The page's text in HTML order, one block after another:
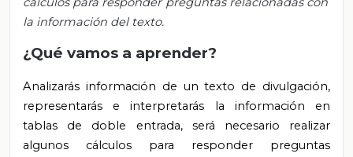
la información del texto.
¿Qué vamos a aprender?
Analizarás información de un texto de divulgación,
representarás e interpretarás la información en
tablas de doble entrada, será necesario realizar
algunos cálculos para responder preguntas